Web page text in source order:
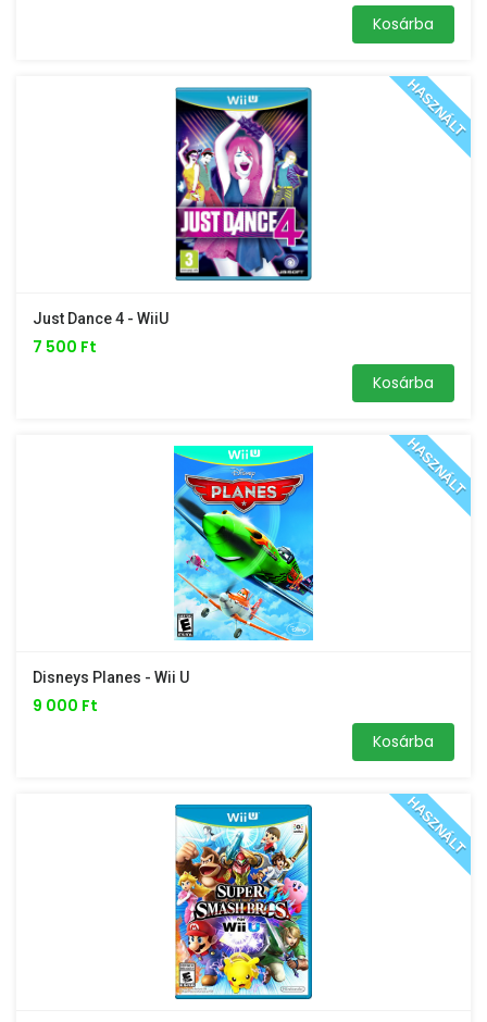
Kosárba
HASZNÁLT
Just Dance 4 - WiiU
7 500 Ft
Kosárba
HASZNÁLT
Disneys Planes - Wii U
9 000 Ft
Kosárba
HASZNÁLT